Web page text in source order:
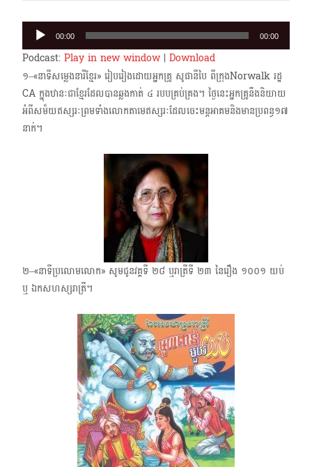
Audio
Player
00:00 00:00
Podcast: Play in new window| Download
១–«នាទីសម្លេងនារីខ្មែរ» រៀបរៀងដោយអ្នកគ្រូ សូផានីបៃ ពីក្រុង​Norwalk រដ្ឋ
CA ក្នុងឋានៈជាខ្មែរដែលបានឆ្លងកាត់​ ៤ ​របបគ្រប់គ្រង។​ ថ្ងៃនេះអ្នកគ្រូនឹងនិយាយ
អំពីសម៏យឥស្សរៈ​ព្រមទាំងលោកតាមេឥស្សរៈដែលចេះមន្តអាគមនិងមានប្រពន្ធ១៧​
នាក់។
២–«នាទីប្រលោមលោក​» សូមជូនវគ្គទី ២៨ ឬរាត្រីទី ២៣ ​នៃរឿង​ ១០០១ ​យប់​
ឬ ឯកសហស្សរាត្រី។